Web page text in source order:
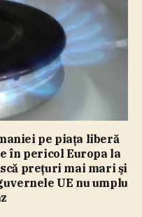
pe piaţa liberă
în pericol Europa la
preţuri mai mari şi
UE nu umplu